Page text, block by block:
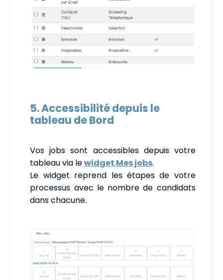
5. Accessibilité depuis le
tableau de Bord
Vos jobs sont accessibles depuis votre
tableau via lewidget Mes jobs.
Le widget reprend les étapes de votre
processus avec le nombre de candidats
dans chacune.